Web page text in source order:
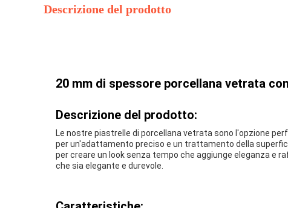
Descrizione del prodotto
20 mm di spessore porcellana vetrata
Descrizione del prodotto:
Le nostre piastrelle di porcellana vetrata sono l'opzione
per un'adattamento preciso e un trattamento della
per creare un look senza tempo che aggiunge eleganza e
che sia elegante e durevole.